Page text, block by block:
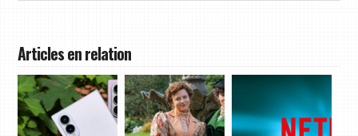
Articles en relation